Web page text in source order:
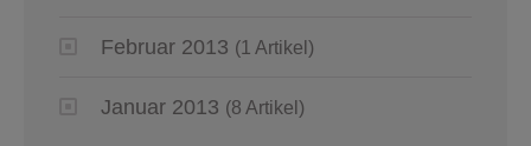
Februar 2013 (1 Artikel)
Januar 2013 (8 Artikel)